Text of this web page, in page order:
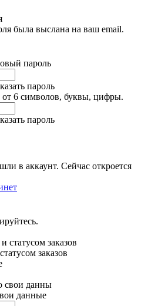
была выслана на ваш email.
пароль
6 символов, буквы, цифры.
в аккаунт. Сейчас откроется
заказов
данные